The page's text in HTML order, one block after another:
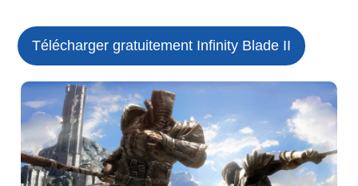
Télécharger gratuitement Infinity Blade II